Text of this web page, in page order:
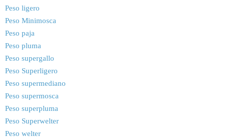
Peso ligero
Peso Minimosca
Peso paja
Peso pluma
Peso supergallo
Peso Superligero
Peso supermediano
Peso supermosca
Peso superpluma
Peso Superwelter
Peso welter